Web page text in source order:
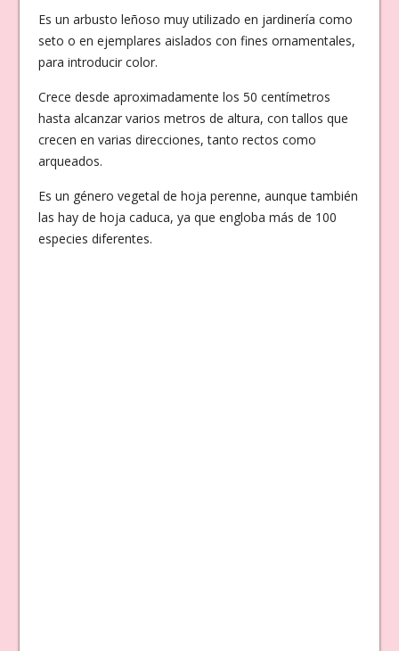
Es un arbusto leñoso muy utilizado en jardinería como
seto o en ejemplares aislados con fines ornamentales,
para introducir color.
Crece desde aproximadamente los 50 centímetros
hasta alcanzar varios metros de altura, con tallos que
crecen en varias direcciones, tanto rectos como
arqueados.
Es un género vegetal de hoja perenne, aunque también
las hay de hoja caduca, ya que engloba más de 100
especies diferentes.